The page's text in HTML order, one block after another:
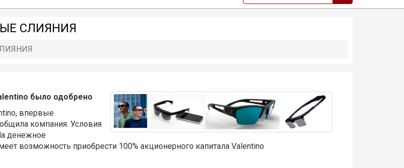
СЛИЯНИЯ
было одобрено
впервые
компания. Условия
денежное
возможность приобрести 100% акционерного капитала Valentino